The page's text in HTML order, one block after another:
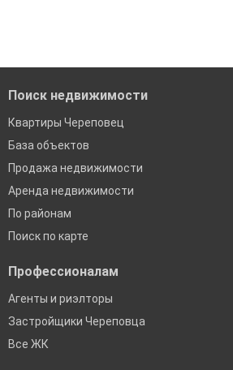
Поиск недвижимости
Квартиры Череповец
База объектов
Продажа недвижимости
Аренда недвижимости
По районам
Поиск по карте
Профессионалам
Агенты и риэлторы
Застройщики Череповца
Все ЖК